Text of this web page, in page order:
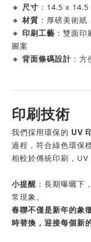
🔸 尺寸 ：14.5 x 14.5
🔸 材質 ：厚磅美術
🔸 印刷工藝 ：雙面
圖案
🔸 背面條碼設計 ：
印刷技術
我們採用環保的 UV
過程，符合綠色環保標
相較於傳統印刷，UV
小提醒 ：長期曝曬下
常現象。
春聯不僅是新年的象
時替換，迎接每個新